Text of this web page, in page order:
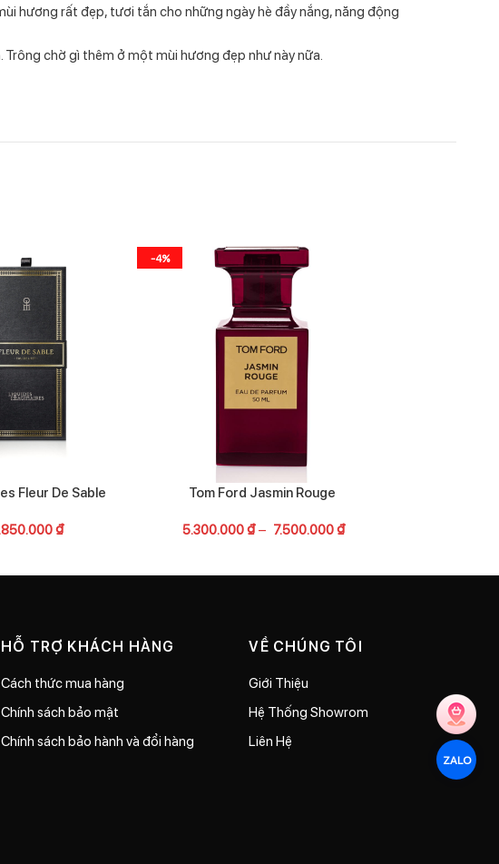
ZALO
hương rất đẹp, tươi tắn cho những ngày hè đầy nắng, năng động
chờ gì thêm ở một mùi hương đẹp như này nữa.
Fleur De Sable
₫
-4%
Tom Ford Jasmin Rouge
5.300.000₫– 7.500.000₫
HỖ TRỢ KHÁCH HÀNG
Cách thức mua hàng
Chính sách bảo mật
Chính sách bảo hành và đổi hàng
VỀ CHÚNG TÔI
Giới Thiệu
Hệ Thống Showrom
Liên Hệ